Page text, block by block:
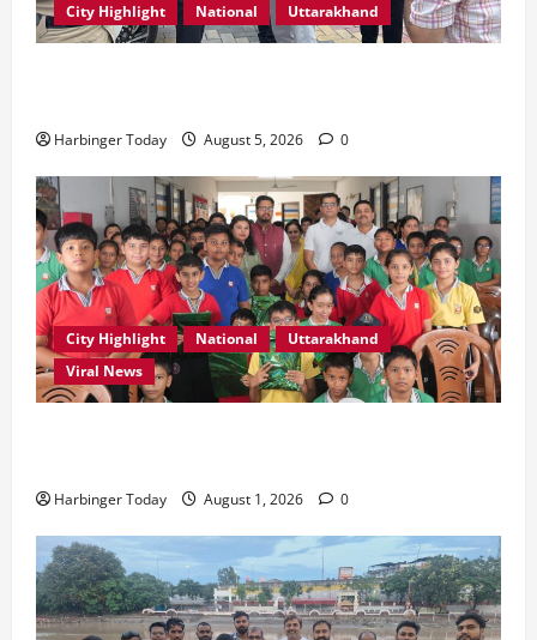
City Highlight National Uttarakhand
Harbinger Today August 5, 2026 0
City Highlight National
Uttarakhand
Viral News
Harbinger Today August 1, 2026 0